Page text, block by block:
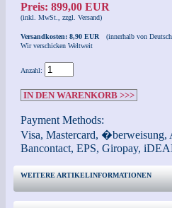
Preis: 899,00 EUR
(inkl. MwSt., zzgl. Versand)
Versandkosten: 8,90 EUR
(innerhalb von
Wir verschicken Weltweit
Anzahl:
IN DEN WARENKORB >>>
Payment Methods:
Visa, Mastercard, �berweisung,
Bancontact, EPS, Giropay,
WEITERE ARTIKELINFORMATIONEN